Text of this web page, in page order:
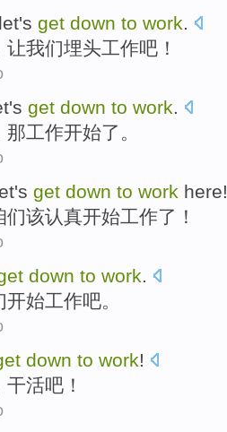
let's get down to work.
让我们埋头工作吧！
get down to work.
那工作开始了。
get down to work here!
们该认真开始工作了！
down to work.
开始工作吧。
down to work!
干活吧！